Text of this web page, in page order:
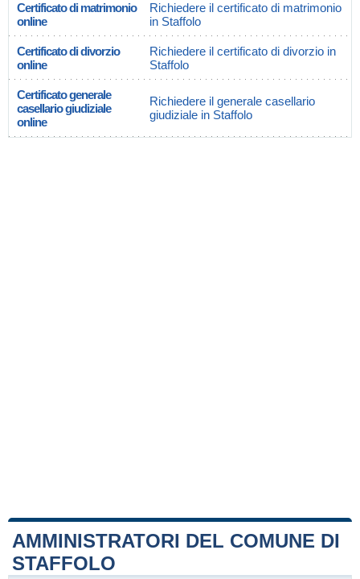
Certificato di matrimonio
online
Richiedere il certificato di matrimonio
in Staffolo
Certificato di divorzio
online
Richiedere il certificato di divorzio in
Staffolo
Certificato generale
casellario giudiziale
online
Richiedere il generale casellario
giudiziale in Staffolo
AMMINISTRATORI DEL COMUNE DI
STAFFOLO